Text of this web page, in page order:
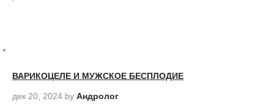
ВАРИКОЦЕЛЕ И МУЖСКОЕ БЕСПЛОДИЕ
дек 20, 2024 by Андролог